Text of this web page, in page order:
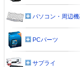
パソコン・周辺
PCパーツ
サプライ